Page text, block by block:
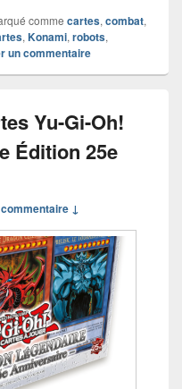
comme cartes, combat,
, Konami, robots,
un commentaire
Yu-Gi-Oh!
Édition 25e
↓